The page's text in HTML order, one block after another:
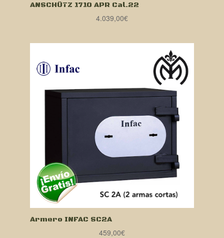
ANSCHÜTZ 1710 APR Cal.22
4.039,00€
Armero INFAC SC2A
459,00€